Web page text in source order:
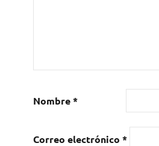
Nombre*
Correo electrónico *